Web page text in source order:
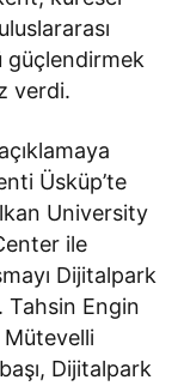
güçlendirmek
verdi.
Üsküp’te
University
ile
Dijitalpark
Tahsin Engin
Dijitalpark